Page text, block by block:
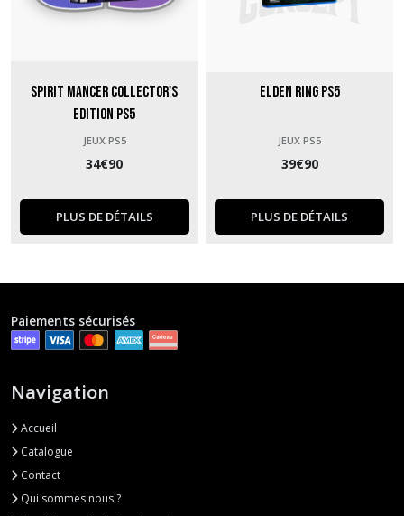
Spirit Mancer Collector's
Edition PS5
JEUX PS5
34€90
PLUS DE DÉTAILS
Elden Ring PS5
JEUX PS5
39€90
PLUS DE DÉTAILS
Paiements sécurisés
Navigation
Accueil
Catalogue
Contact
Qui sommes nous ?